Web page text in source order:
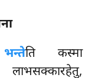
ति कस्मा